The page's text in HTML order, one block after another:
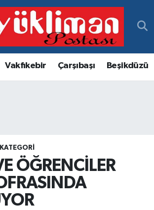
Vakfıkebir Çarşıbaşı Beşikdüzü
ÖĞRENCİLER
Hava Durumu
Yoğunluk Haritası